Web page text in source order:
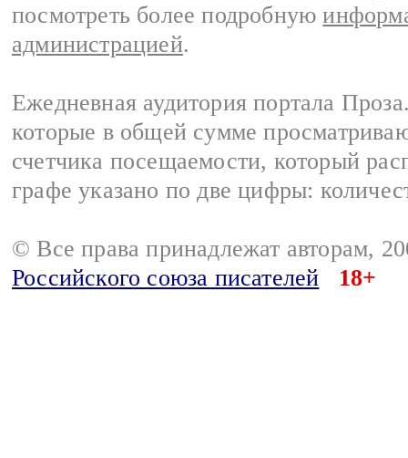
посмотреть более подробную
администрацией.
Ежедневная аудитория портала
которые в общей сумме
счетчика посещаемости, который
графе указано по две цифры:
© Все права принадлежат авторам,
Российского союза писателей
18+